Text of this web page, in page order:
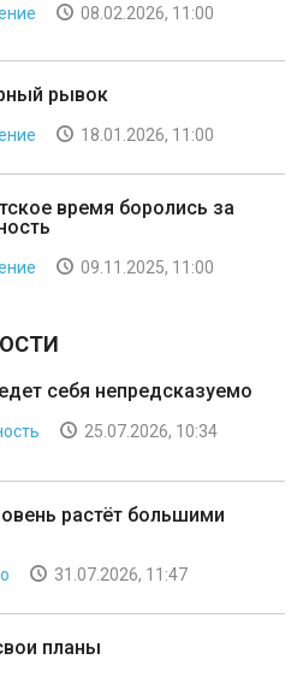
08.02.2026, 11:00
рывок
18.01.2026, 11:00
время боролись за
09.11.2025, 11:00
себя непредсказуемо
25.07.2026, 10:34
растёт большими
31.07.2026, 11:47
планы